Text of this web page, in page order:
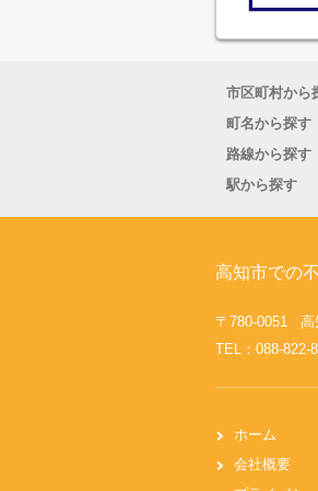
市区町村から
町名から探す
路線から探す
駅から探す
高知市での
〒780-0051 高
TEL：088-
ホーム
会社概要